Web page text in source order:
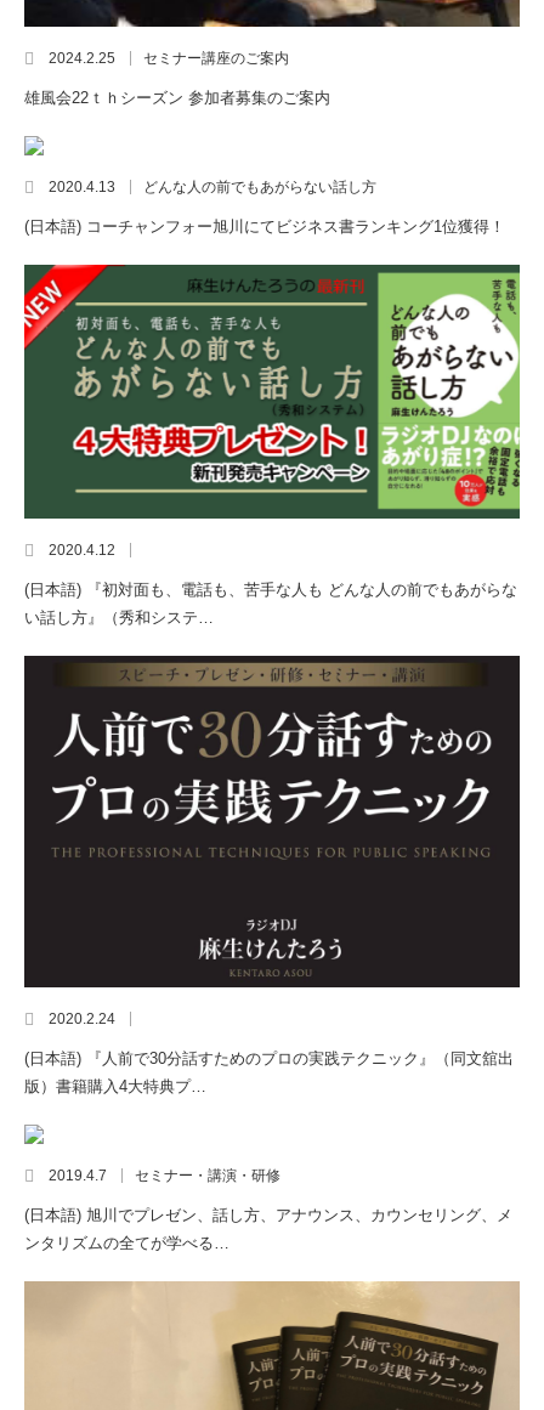
2024.2.25 セミナー講座のご案内
雄風会22ｔｈシーズン 参加者募集のご案内
2020.4.13 どんな人の前でもあがらない話し方
(日本語) コーチャンフォー旭川にてビジネス書ランキング1位獲得！
2020.4.12
(日本語) 『初対面も、電話も、苦手な人も どんな人の前でもあがらな
い話し方』（秀和システ…
2020.2.24
(日本語) 『人前で30分話すためのプロの実践テクニック』（同文舘出
版）書籍購入4大特典プ…
2019.4.7 セミナー・講演・研修
(日本語) 旭川でプレゼン、話し方、アナウンス、カウンセリング、メ
ンタリズムの全てが学べる…